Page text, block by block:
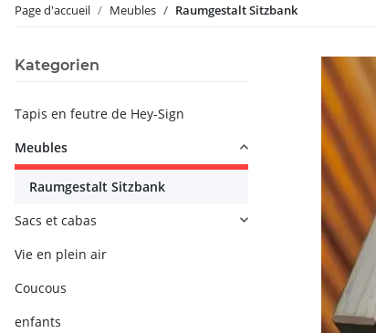
Page d'accueil Meubles Raumgestalt Sitzbank
Kategorien
Tapis en feutre de Hey-Sign
Meubles
Raumgestalt Sitzbank
Sacs et cabas
Vie en plein air
Coucous
enfants